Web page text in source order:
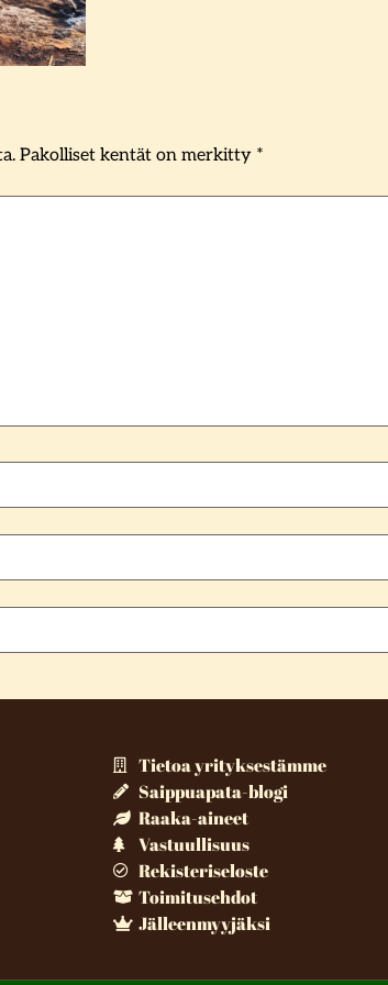
Pakolliset kentät on merkitty *
Tietoa yrityksestämme
Saippuapata-blogi
Raaka-aineet
Vastuullisuus
Rekisteriseloste
Toimitusehdot
Jälleenmyyjäksi